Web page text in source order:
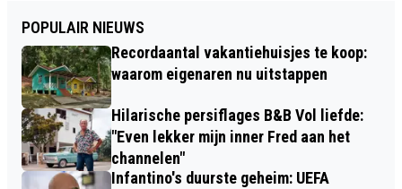
POPULAIR NIEUWS
Recordaantal vakantiehuisjes te koop:
waarom eigenaren nu uitstappen
Hilarische persiflages B&B Vol liefde:
"Even lekker mijn inner Fred aan het
channelen"
Infantino's duurste geheim: UEFA